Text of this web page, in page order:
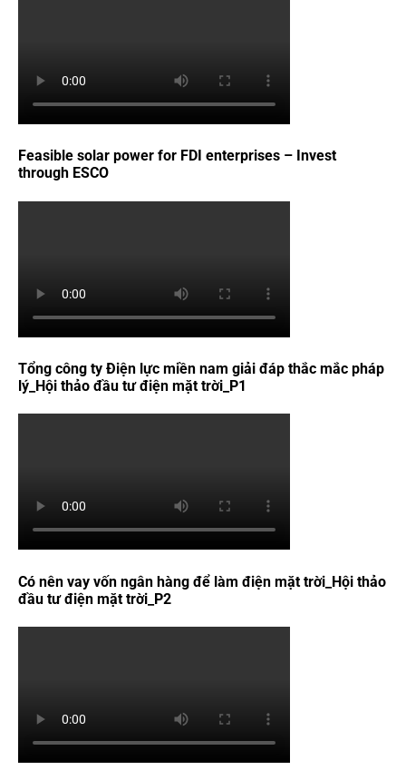
Feasible solar power for FDI enterprises – Invest
through ESCO
Tổng công ty Điện lực miền nam giải đáp thắc mắc pháp
lý_Hội thảo đầu tư điện mặt trời_P1
Có nên vay vốn ngân hàng để làm điện mặt trời_Hội thảo
đầu tư điện mặt trời_P2